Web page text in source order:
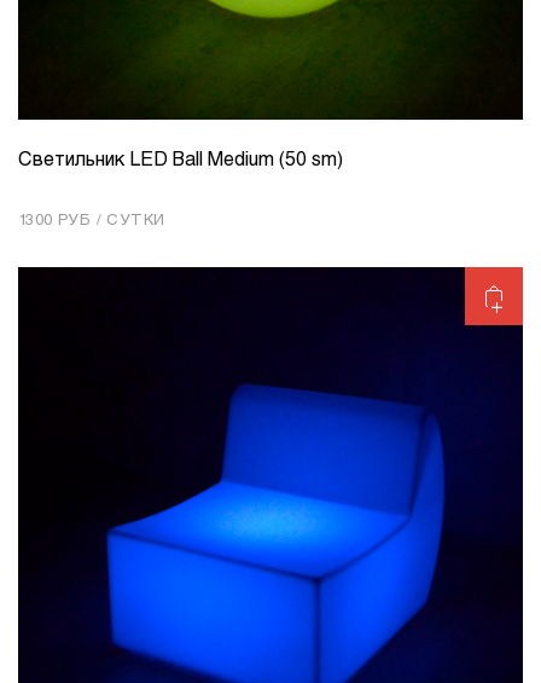
КОЛИЧЕСТВО 1
Светильник LED Ball Medium (50 sm)
1300 РУБ / СУТКИ